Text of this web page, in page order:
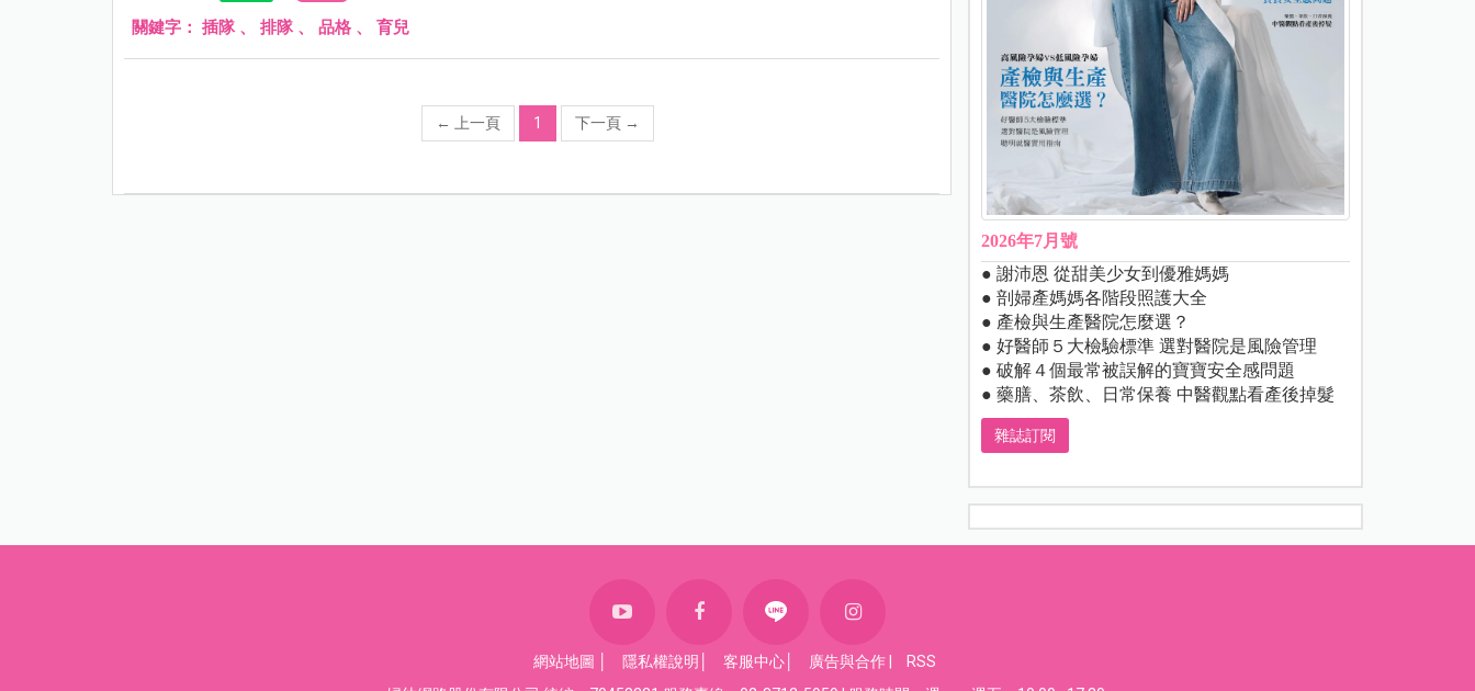
關鍵字： 插隊、 排隊、 品格 、 育兒
← 上一頁 1 下一頁 →
2026年7月號
● 謝沛恩 從甜美少女到優雅媽媽
● 剖婦產媽媽各階段照護大全
● 產檢與生產醫院怎麼選？
● 好醫師５大檢驗標準 選對醫院是風險管理
● 破解４個最常被誤解的寶寶安全感問題
● 藥膳、茶飲、日常保養 中醫觀點看產後掉髮
雜誌訂閱
網站地圖 隱私權說明 客服中心 廣告與合作
RSS